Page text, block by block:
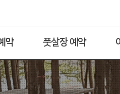
약 풋살장 예약